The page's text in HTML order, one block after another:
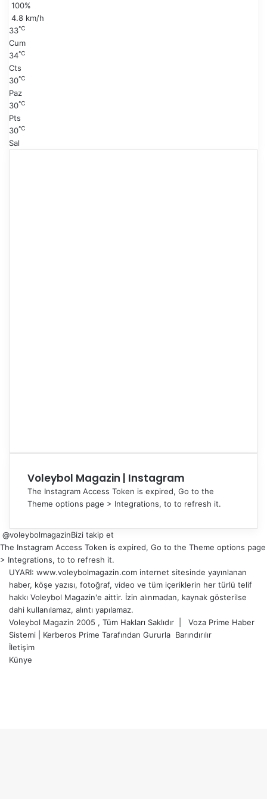
a
y
f
100%
4.8 km/h
33℃
Cum
34℃
Cts
30℃
Paz
30℃
Pts
30℃
Sal
Voleybol Magazin | Instagram
The Instagram Access Token is expired, Go to the
Theme options page > Integrations, to to refresh it.
@voleybolmagazinBizi takip et
The Instagram Access Token is expired, Go to the Theme options page
> Integrations, to to refresh it.
UYARI: www.voleybolmagazin.com internet sitesinde yayınlanan
haber, köşe yazısı, fotoğraf, video ve tüm içeriklerin her türlü telif
hakkı Voleybol Magazin'e aittir. İzin alınmadan, kaynak gösterilse
dahi kullanılamaz, alıntı yapılamaz.
Voleybol Magazin 2005 , Tüm Hakları Saklıdır | Voza Prime Haber
Sistemi
Kerberos Prime Tarafından Gururla Barındırılır
İletişim
Künye